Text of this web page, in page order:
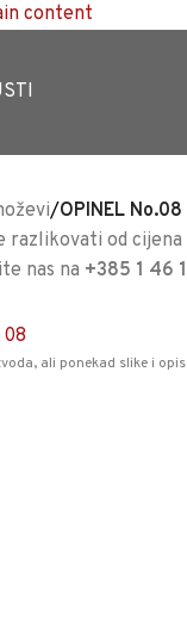
content
/OPINEL
razlikovati od
nas na +385 1 46
ali ponekad slike i